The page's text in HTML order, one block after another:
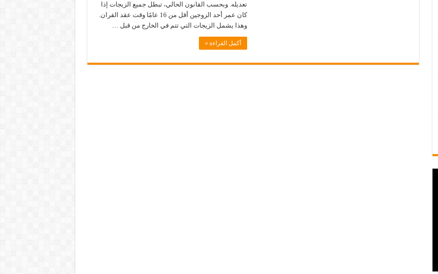
تعديله. وبحسب القانون الحالي، تبطل جميع الزيجات إذا
كان عمر أحد الزوجين أقل من 16 عامًا وقت عقد القران.
وهذا يشمل الزيجات التي تتم في الخارج من قبل …
أكمل القراءة »